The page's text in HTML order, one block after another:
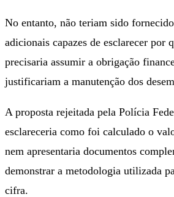
No entanto, não teriam sido
adicionais capazes de esclarecer por
precisaria assumir a obrigação
justificariam a manutenção dos
A proposta rejeitada pela Polícia
esclareceria como foi calculado o
nem apresentaria documentos
demonstrar a metodologia utilizada
cifra.